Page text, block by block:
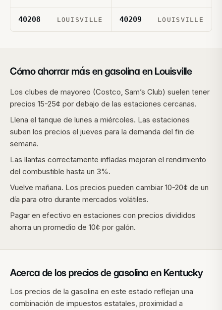
40208 LOUISVILLE 40209 LOUISVILLE
Cómo ahorrar más en gasolina en Louisville
Los clubes de mayoreo (Costco, Sam’s Club) suelen tener
precios 15-25¢ por debajo de las estaciones cercanas.
Llena el tanque de lunes a miércoles. Las estaciones
suben los precios el jueves para la demanda del fin de
semana.
Las llantas correctamente infladas mejoran el rendimiento
del combustible hasta un 3%.
Vuelve mañana. Los precios pueden cambiar 10-20¢ de un
día para otro durante mercados volátiles.
Pagar en efectivo en estaciones con precios divididos
ahorra un promedio de 10¢ por galón.
Acerca de los precios de gasolina en Kentucky
Los precios de la gasolina en este estado reflejan una
combinación de impuestos estatales, proximidad a